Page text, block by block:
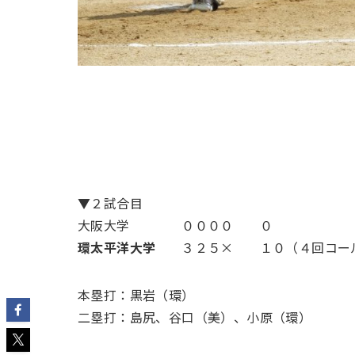
▼２試合目
大阪大学 ００００ ０
環太平洋大学 ３２５× １０（４回コー
本塁打：黒岩（環）
二塁打：島尻、谷口（美）、小原（環）